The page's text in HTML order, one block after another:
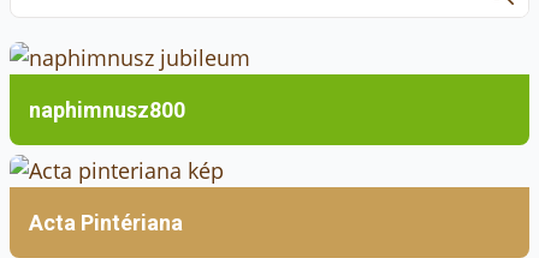
naphimnusz800
Acta Pintériana